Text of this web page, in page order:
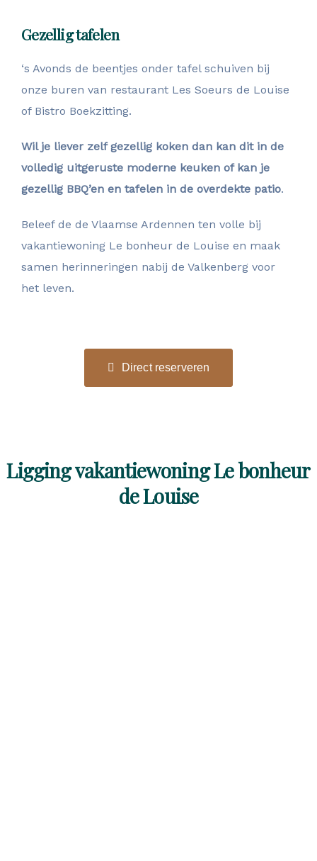
Gezellig tafelen
‘s Avonds de beentjes onder tafel schuiven bij
onze buren van restaurant Les Soeurs de Louise
of Bistro Boekzitting.
Wil je liever zelf gezellig koken dan kan dit in de
volledig uitgeruste moderne keuken of kan je
gezellig BBQ’en en tafelen in de overdekte patio.
Beleef de de Vlaamse Ardennen ten volle bij
vakantiewoning Le bonheur de Louise en maak
samen herinneringen nabij de Valkenberg voor
het leven.
Direct reserveren
Ligging vakantiewoning Le bonheur
de Louise